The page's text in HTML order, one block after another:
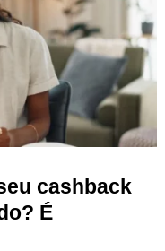
cashback
É